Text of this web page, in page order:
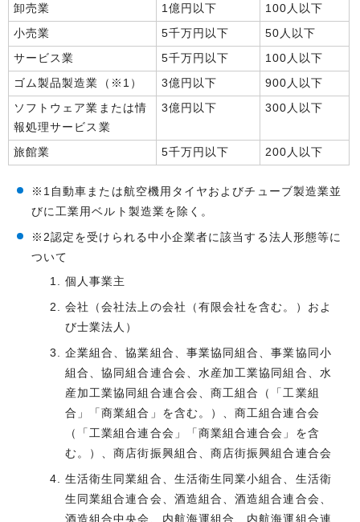
卸売業 1億円以下 100人以下
小売業 5千万円以下 50人以下
サービス業 5千万円以下 100人以下
ゴム製品製造業（※1） 3億円以下 900人以下
ソフトウェア業または情
報処理サービス業
3億円以下 300人以下
旅館業 5千万円以下 200人以下
※1自動車または航空機用タイヤおよびチューブ製造業並
びに工業用ベルト製造業を除く。
※2認定を受けられる中小企業者に該当する法人形態等に
ついて
個人事業主
会社（会社法上の会社（有限会社を含む。）およ
び士業法人）
企業組合、協業組合、事業協同組合、事業協同小
組合、協同組合連合会、水産加工業協同組合、水
産加工業協同組合連合会、商工組合（「工業組
合」「商業組合」を含む。）、商工組合連合会
（「工業組合連合会」「商業組合連合会」を含
む。）、商店街振興組合、商店街振興組合連合会
生活衛生同業組合、生活衛生同業小組合、生活衛
生同業組合連合会、酒造組合、酒造組合連合会、
酒造組合中央会、内航海運組合、内航海運組合連